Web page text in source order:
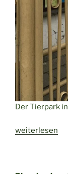
Der Tierpark
„Im
weiterlesen